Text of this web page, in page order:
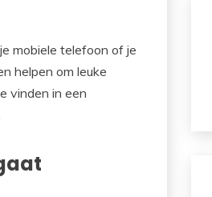
mobiele telefoon of je
helpen om leuke
vinden in een